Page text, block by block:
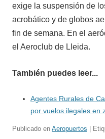
exige la suspensión de
acrobático y de globos
fin de semana. En el
el Aeroclub de Lleida.
También puedes leer...
Agentes Rurales de
por vuelos ilegales en
Publicado en Aeropuertos |